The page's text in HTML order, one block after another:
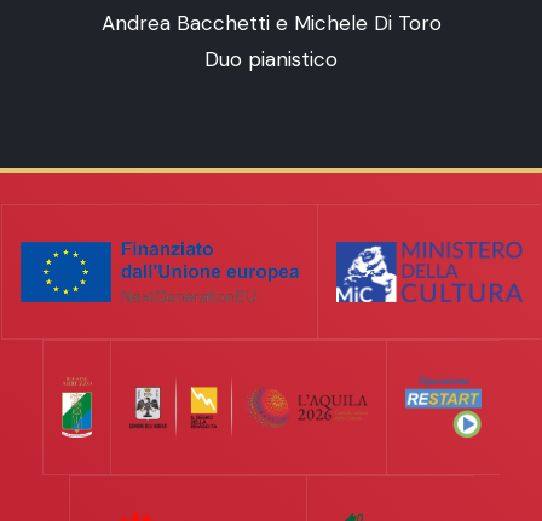
Andrea Bacchetti e Michele Di Toro
Duo pianistico